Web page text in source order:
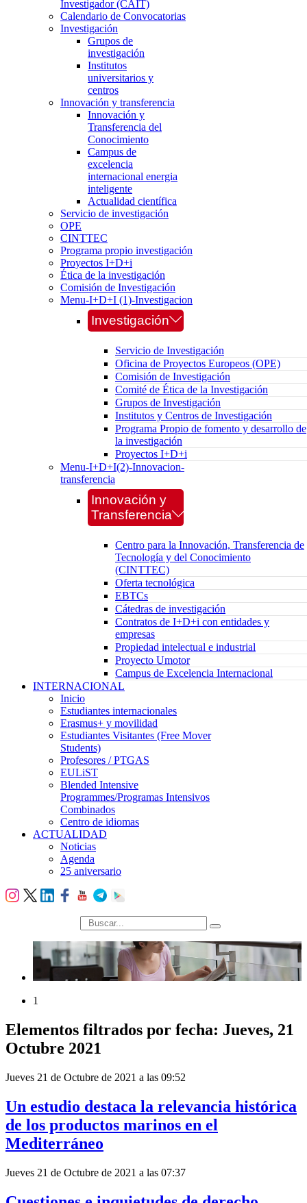
Investigador (CAIT)
Calendario de Convocatorias
Investigación
Grupos de
investigación
Institutos
universitarios y
centros
Innovación y transferencia
Innovación y
Transferencia del
Conocimiento
Campus de
excelencia
internacional energia
inteligente
Actualidad científica
Servicio de investigación
OPE
CINTTEC
Programa propio investigación
Proyectos I+D+i
Ética de la investigación
Comisión de Investigación
Menu-I+D+I (1)-Investigacion
Investigación
Servicio de Investigación
Oficina de Proyectos Europeos (OPE)
Comisión de Investigación
Comité de Ética de la Investigación
Grupos de Investigación
Institutos y Centros de Investigación
Programa Propio de fomento y desarrollo de
la investigación
Proyectos I+D+i
Menu-I+D+I(2)-Innovacion-
transferencia
Innovación y
Transferencia
Centro para la Innovación, Transferencia de
Tecnología y del Conocimiento
(CINTTEC)
Oferta tecnológica
EBTCs
Cátedras de investigación
Contratos de I+D+i con entidades y
empresas
Propiedad intelectual e industrial
Proyecto Umotor
Campus de Excelencia Internacional
INTERNACIONAL
Inicio
Estudiantes internacionales
Erasmus+ y movilidad
Estudiantes Visitantes (Free Mover
Students)
Profesores / PTGAS
EULiST
Blended Intensive
Programmes/Programas Intensivos
Combinados
Centro de idiomas
ACTUALIDAD
Noticias
Agenda
25 aniversario
búsqueda
1
Elementos filtrados por fecha: Jueves, 21
Octubre 2021
Jueves 21 de Octubre de 2021 a las 09:52
Un estudio destaca la relevancia histórica
de los productos marinos en el
Mediterráneo
Jueves 21 de Octubre de 2021 a las 07:37